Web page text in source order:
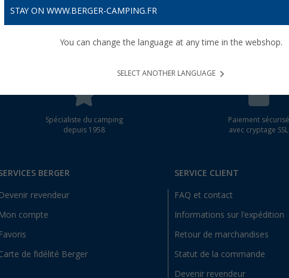
dès que possible.
Spécialiste du camping
depuis 1958
Paiement sécurisé
avec cryptage SSL
BERGER
Devenir revendeur
Mon compte
Favoris
de fidélité Berger
SERVICE CLIENT
FAQ et contact
Informations sur l'expédition
Retour de marchandises
Statut de la commande
Devenir revendeur
STAY ON WWW.BERGER-CAMPING.FR
You can change the language at any time in the webshop.
SELECT ANOTHER LANGUAGE